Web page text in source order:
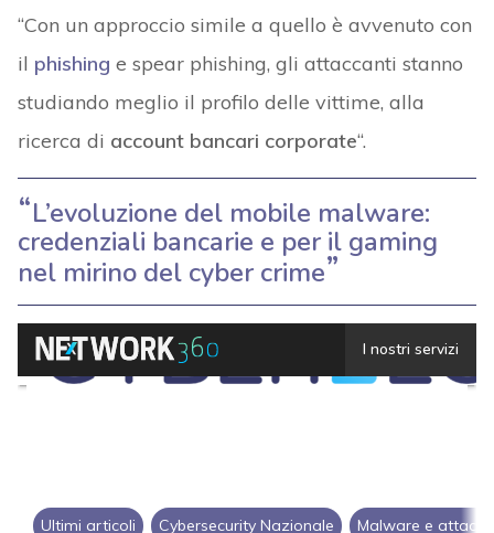
“Con un approccio simile a quello è avvenuto con
il phishing e spear phishing, gli attaccanti stanno
studiando meglio il profilo delle vittime, alla
ricerca di account bancari corporate“.
L’evoluzione del mobile malware:
credenziali bancarie e per il gaming
nel mirino del cyber crime